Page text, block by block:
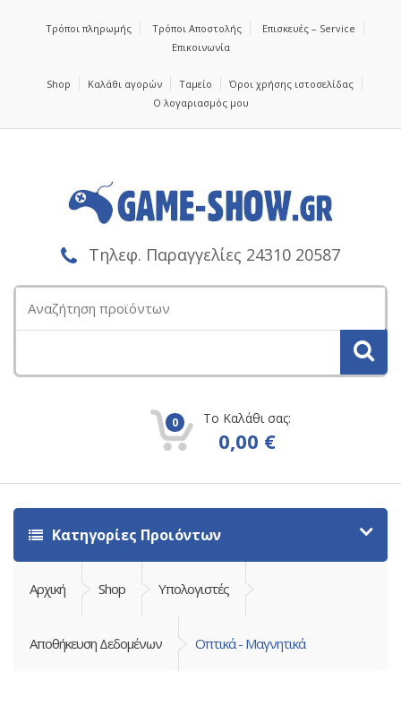
Τρόποι πληρωμής Τρόποι Αποστολής
Επισκευές – Service
Επικοινωνία
Shop Καλάθι αγορών Ταμείο
Όροι χρήσης ιστοσελίδας
Ο λογαριασμός μου
Τηλεφ. Παραγγελίες 24310 20587
για:
0 Το Καλάθι σας:
0,00 €
Κατηγορίες Προιόντων
Αρχική Shop Υπολογιστές
Αποθήκευση Δεδομένων Οπτικά - Μαγνητικά